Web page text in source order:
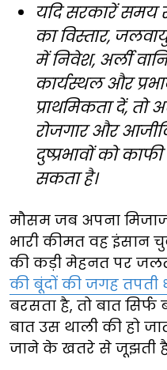
यदि सरकारें समय
का विस्तार,
में निवेश, अर्ली
कार्यस्थल और
प्राथमिकता दें,
रोजगार और
दुष्प्रभावों को
सकता है।
मौसम जब अपना
भारी कीमत वह इंसान
की कड़ी मेहनत पर
की बूंदों की जगह तपती
बरसता है, तो बात
बात उस थाली की हो
जाने के खतरे से जूझती